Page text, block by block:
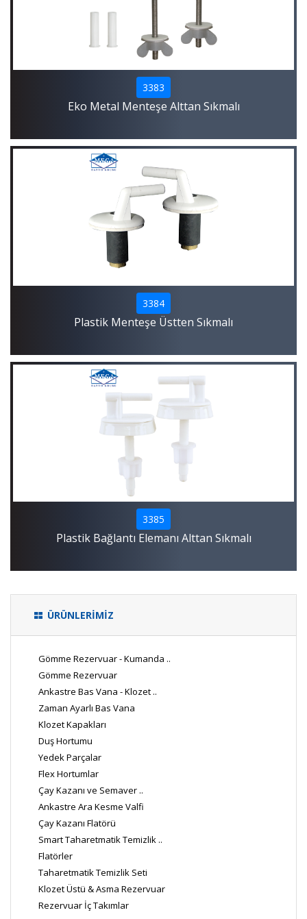
3383
Eko Metal Menteşe Alttan Sıkmalı
3384
Plastik Menteşe Üstten Sıkmalı
3385
Plastik Bağlantı Elemanı Alttan Sıkmalı
ÜRÜNLERİMİZ
Gömme Rezervuar - Kumanda ..
Gömme Rezervuar
Ankastre Bas Vana - Klozet ..
Zaman Ayarlı Bas Vana
Klozet Kapakları
Duş Hortumu
Yedek Parçalar
Flex Hortumlar
Çay Kazanı ve Semaver ..
Ankastre Ara Kesme Valfi
Çay Kazanı Flatörü
Smart Taharetmatik Temizlik ..
Flatörler
Taharetmatik Temizlik Seti
Klozet Üstü & Asma Rezervuar
Rezervuar İç Takımlar